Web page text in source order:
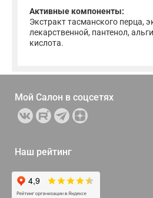
Активные компоненты:
Экстракт тасманского перца,
лекарственной, пантенол,
кислота.
Мой Салон в соцсетях
Наш рейтинг